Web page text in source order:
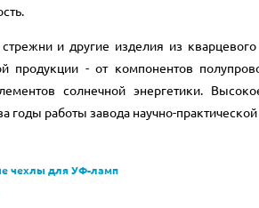
и другие изделия из
продукции - от компонентов
солнечной энергетики.
годы работы завода научно-
чехлы для УФ-ламп